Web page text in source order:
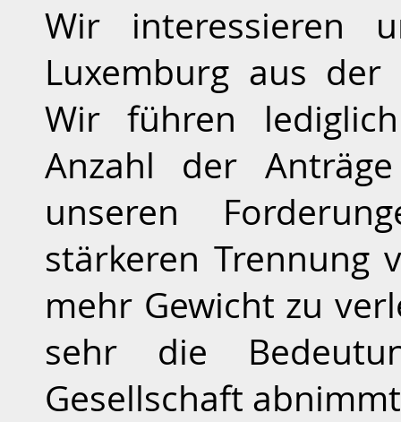
Wir interessieren
Luxemburg aus
Wir führen
Anzahl der
unseren
stärkeren Trennung
mehr Gewicht zu
sehr die
Gesellschaft